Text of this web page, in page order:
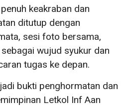
keakraban dan
ditutup dengan
sesi foto bersama,
wujud syukur dan
tugas ke depan.
bukti penghormatan dan
Letkol Inf Aan